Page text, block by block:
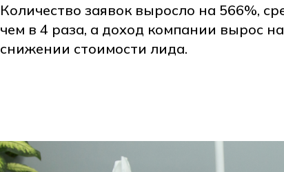
Количество заявок выросло на 566%,
чем в 4 раза, а доход компании вырос
снижении стоимости лида.